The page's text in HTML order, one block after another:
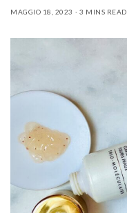
MAGGIO 18, 2023 3 MINS READ